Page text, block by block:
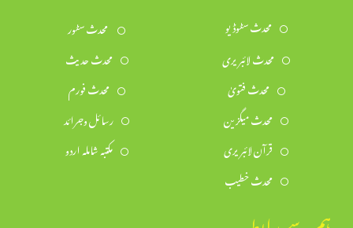
محدث سٹوڈیو
محدث سٹور
محدث لائبریری
محدث حدیث
محدث فتویٰ
محدث فورم
محدث میگزین
رسائل وجرائد
قرآن لائبریری
مکتبہ شاملہ اردو
محدث خطیب